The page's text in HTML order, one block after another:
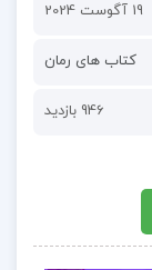
19 آگوست 2024
کتاب های رمان
946 بازدید